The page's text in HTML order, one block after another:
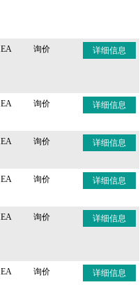
询价 详细信息
询价 详细信息
询价 详细信息
询价 详细信息
询价 详细信息
询价 详细信息